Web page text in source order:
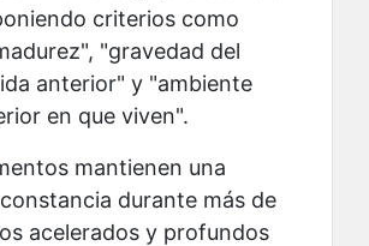
criterios como
"gravedad del
anterior" y "ambiente
en que viven".
mantienen una
durante más de
acelerados y profundos